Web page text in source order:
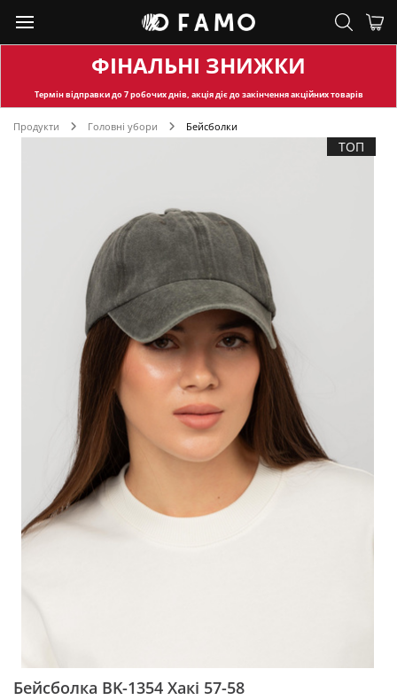
ФІНАЛЬНІ ЗНИЖКИ
Термін відправкидо 7 робочих днів, акція діє до закінчення акційних товарів
Продукти Головні убори Бейсболки
ТОП
Бейсболка BK-1354 Хакі 57-58